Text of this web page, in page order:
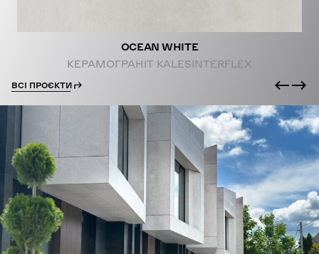
OCEAN WHITE
КЕРАМОГРАНІТ KALESINTERFLEX
ВСІ ПРОЄКТИ